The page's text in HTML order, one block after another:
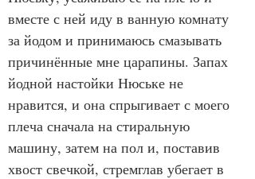
вместе с ней иду в ванную комнату
за йодом и принимаюсь смазывать
причинённые мне царапины. Запах
йодной настойки Нюське не
нравится, и она спрыгивает с моего
плеча сначала на стиральную
машину, затем на пол и, поставив
хвост свечкой, стремглав убегает в